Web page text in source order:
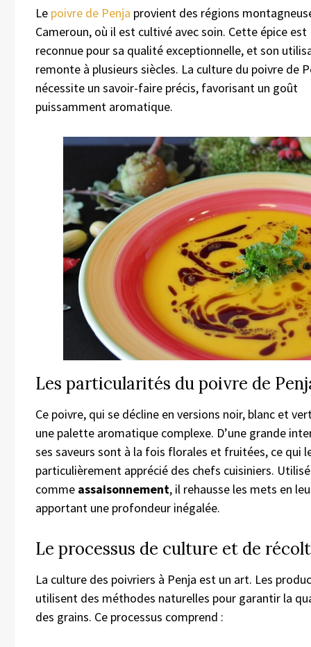
Le poivre de Penja provient des régions
Cameroun, où il est cultivé avec soin. Cette épice est
reconnue pour sa qualité exceptionnelle, et son
remonte à plusieurs siècles. La culture du poivre de
nécessite un savoir-faire précis, favorisant un goût
puissamment aromatique.
Les particularités du poivre de
Ce poivre, qui se décline en versions noir, blanc et
une palette aromatique complexe. D’une grande
ses saveurs sont à la fois florales et fruitées, ce qui
particulièrement apprécié des chefs cuisiniers. Utilisé
comme assaisonnement, il rehausse les mets en
apportant une profondeur inégalée.
Le processus de culture et de
La culture des poivriers à Penja est un art. Les
utilisent des méthodes naturelles pour garantir la
des grains. Ce processus comprend :